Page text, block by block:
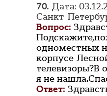
70. Дата:
Санкт-
Вопрос:
одноместных
корпусе
телевизоры?В
я не
Ответ: